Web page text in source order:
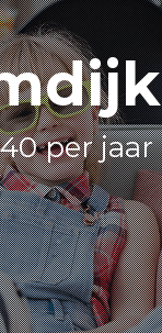
per jaar